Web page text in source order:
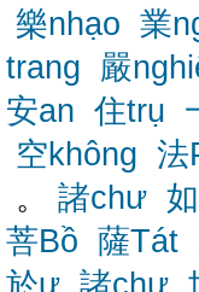
樂nhạo 業
trang
嚴
安an 住trụ
空không 法
。 諸chư
菩Bồ 薩Tát
於ư 諸chư